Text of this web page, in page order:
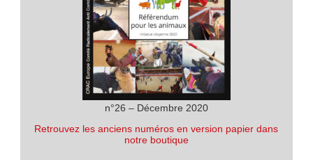
n°26 – Décembre 2020
Retrouvez les anciens numéros en version papier dans
notre boutique